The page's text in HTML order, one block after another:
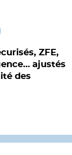
ZFE,
ajustés
des